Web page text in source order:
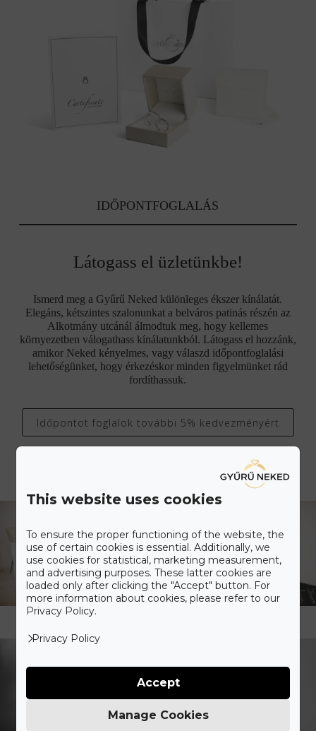
IDŐPONTFOGLALÁS
Látogass el üzletünkbe!
Ismerd meg a Gyűrű Neked különleges ékszer kínálatát.
Elegáns, kétszintes szalonunkat a belváros patinás részén az
Alkotmány utcánál álmodtuk meg, hogy kellemes
környezetben válogathass kínálatunkból. Látogass el hozzánk,
amikor Neked kényelmes, vagy válaszd időpontfoglalási
lehetőségünket, hogy érkezéskor minden figyelmünket rád
fordíthassuk.
Időpontot foglalok további 5% kedvezményért
This website uses cookies
To ensure the proper functioning of the website, the
use of certain cookies is essential. Additionally, we
use cookies for statistical, marketing measurement,
and advertising purposes. These latter cookies are
loaded only after clicking the "Accept" button. For
more information about cookies, please refer to our
Privacy Policy.
Privacy Policy
Manage Cookies
Accept